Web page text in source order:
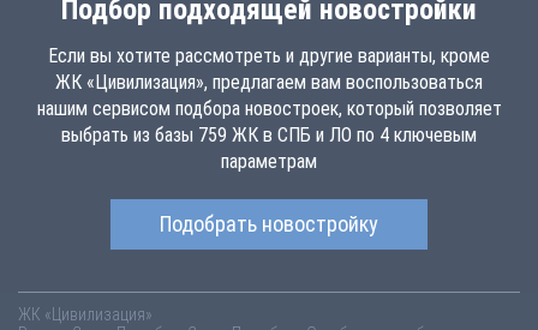
Подбор подходящей новостройки
Если вы хотите рассмотреть и другие варианты, кроме
ЖК «Цивилизация», предлагаем вам воспользоваться
нашим сервисом подбора новостроек, который позволяет
выбрать из базы 759 ЖК в СПБ и ЛО по 4 ключевым
параметрам
Подобрать новостройку
ЖК «Цивилизация»